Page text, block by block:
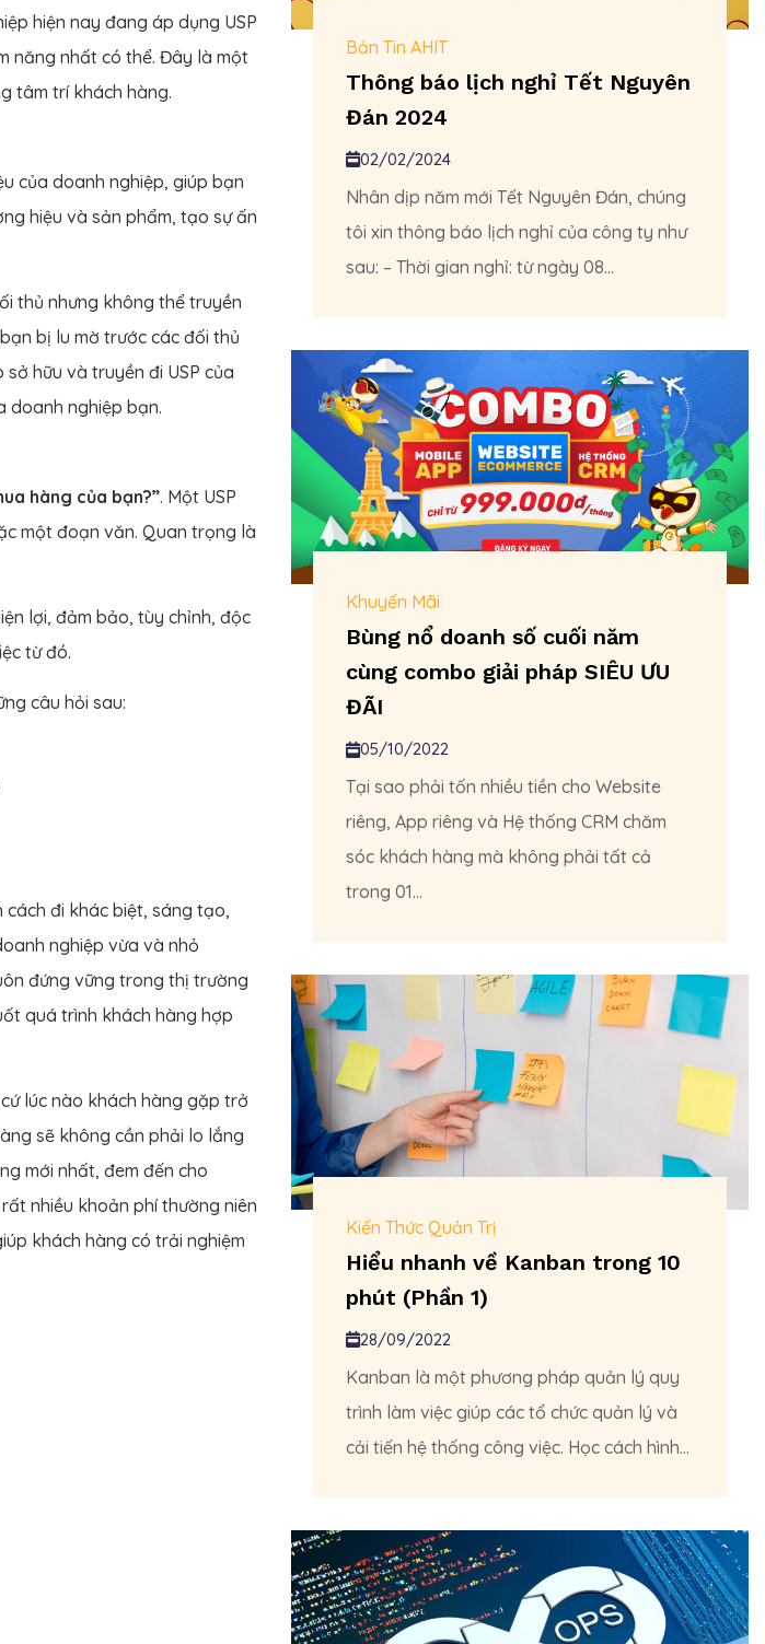
hiện nay đang áp dụng USP
năng nhất có thể. Đây là một
tâm trí khách hàng.
của doanh nghiệp, giúp bạn
hiệu và sản phẩm, tạo sự ấn
thủ nhưng không thể truyền
bị lu mờ trước các đối thủ
hữu và truyền đi USP của
doanh nghiệp bạn.
hàng của bạn?”. Một USP
một đoạn văn. Quan trọng là
lợi, đảm bảo, tùy chỉnh, độc
từ đó.
câu hỏi sau:
cách đi khác biệt, sáng tạo,
nghiệp vừa và nhỏ
đứng vững trong thị trường
quá trình khách hàng hợp
lúc nào khách hàng gặp trở
sẽ không cần phải lo lắng
mới nhất, đem đến cho
nhiều khoản phí thường niên
khách hàng có trải nghiệm
Bản Tin AHIT
Thông báo lịch nghỉ Tết Nguyên
Đán 2024
02/02/2024
Nhân dịp năm mới Tết Nguyên Đán, chúng
tôi xin thông báo lịch nghỉ của công ty như
sau: – Thời gian nghỉ: từ ngày 08...
Khuyến Mãi
Bùng nổ doanh số cuối năm
cùng combo giải pháp SIÊU ƯU
ĐÃI
05/10/2022
Tại sao phải tốn nhiều tiền cho Website
riêng, App riêng và Hệ thống CRM chăm
sóc khách hàng mà không phải tất cả
trong 01...
Kiến Thức Quản Trị
Hiểu nhanh về Kanban trong 10
phút (Phần 1)
28/09/2022
Kanban là một phương pháp quản lý quy
trình làm việc giúp các tổ chức quản lý và
cải tiến hệ thống công việc. Học cách hình...